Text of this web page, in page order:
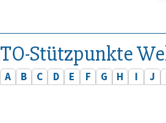
TO-Stützpunkte
A B C D E F G H I J